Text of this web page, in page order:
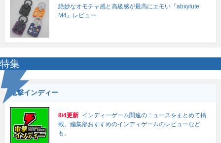
絶妙なオモチャ感と高級感が最高にエモい『abxylute
M4』レビュー
特集
電撃インディー
8/4更新 インディーゲーム関連のニュースをまとめて掲
載。編集部おすすめのインディゲームのレビューなど
も。